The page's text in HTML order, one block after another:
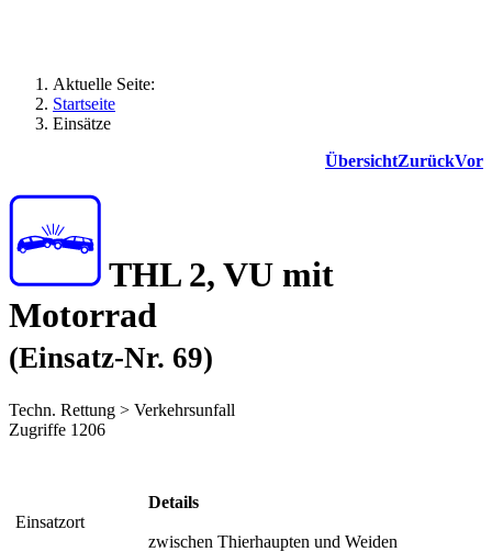
Aktuelle Seite:
Startseite
Einsätze
ÜbersichtZurückVor
THL 2, VU mit
Motorrad
(Einsatz-Nr. 69)
Techn. Rettung > Verkehrsunfall
Zugriffe 1206
Einsatzort
Details
zwischen Thierhaupten und Weiden